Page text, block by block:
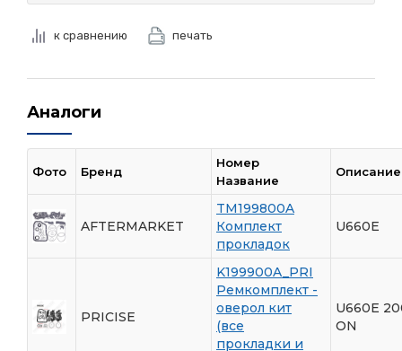
к сравнению печать
Аналоги
Фото Бренд
Номер
Название
Описание
AFTERMARKET
TM199800A
Комплект
прокладок
U660E
PRICISE
K199900A_PRI
Ремкомплект -
оверол кит
(все
прокладки и
U660E
ON